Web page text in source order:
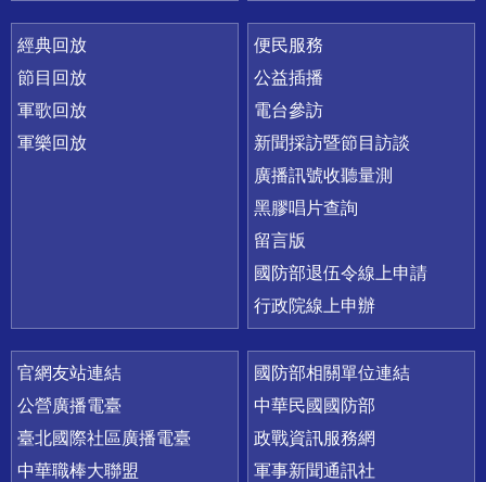
經典回放
節目回放
軍歌回放
軍樂回放
便民服務
公益插播
電台參訪
新聞採訪暨節目訪談
廣播訊號收聽量測
黑膠唱片查詢
留言版
國防部退伍令線上申請
行政院線上申辦
官網友站連結
公營廣播電臺
臺北國際社區廣播電臺
中華職棒大聯盟
國防部相關單位連結
中華民國國防部
政戰資訊服務網
軍事新聞通訊社